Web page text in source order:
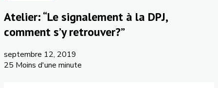
Atelier: “Le signalement à la DPJ,
comment s’y retrouver?”
septembre 12, 2019
25 Moins d'une minute